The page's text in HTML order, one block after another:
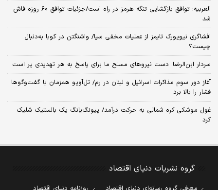
العربیه: توافق بازگشایی تنگه هرمز در راه است/جزئیات توافق ۶۰ روزه فاش
شد
افشاگری نیویورک تایمز از عملیات مخفی سیا/ واشنگتن در کوبا به‌دنبال
چیست؟
سردار ابن‌الرضا: دست نیروهای مسلح ما برای پاسخ به هر تهدیدی پر است
آغاز دور سوم مذاکرات اسرائیل و لبنان در رم/ تل‌آویو همزمان با گفت‌وگوها
فشار را بالا برد
غول موشکی کره شمالی به حرکت درآمد/ پیونگ‌یانگ یک بالستیک شلیک
کرد
گروه نشریات دنیای اقتصاد